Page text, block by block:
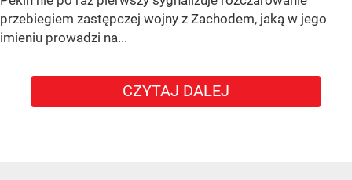
przebiegiem zastępczej wojny z Zachodem, jaką w jego
imieniu prowadzi na...
CZYTAJ DALEJ